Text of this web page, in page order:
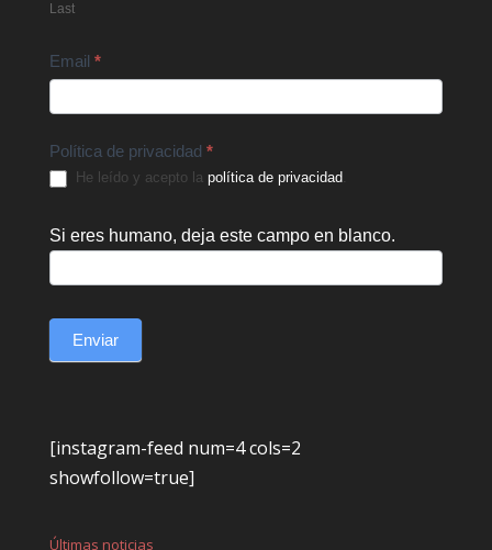
Last
Email *
Política de privacidad *
He leído y acepto la política de privacidad.
Si eres humano, deja este campo en blanco.
Enviar
[instagram-feed num=4 cols=2
showfollow=true]
Últimas noticias